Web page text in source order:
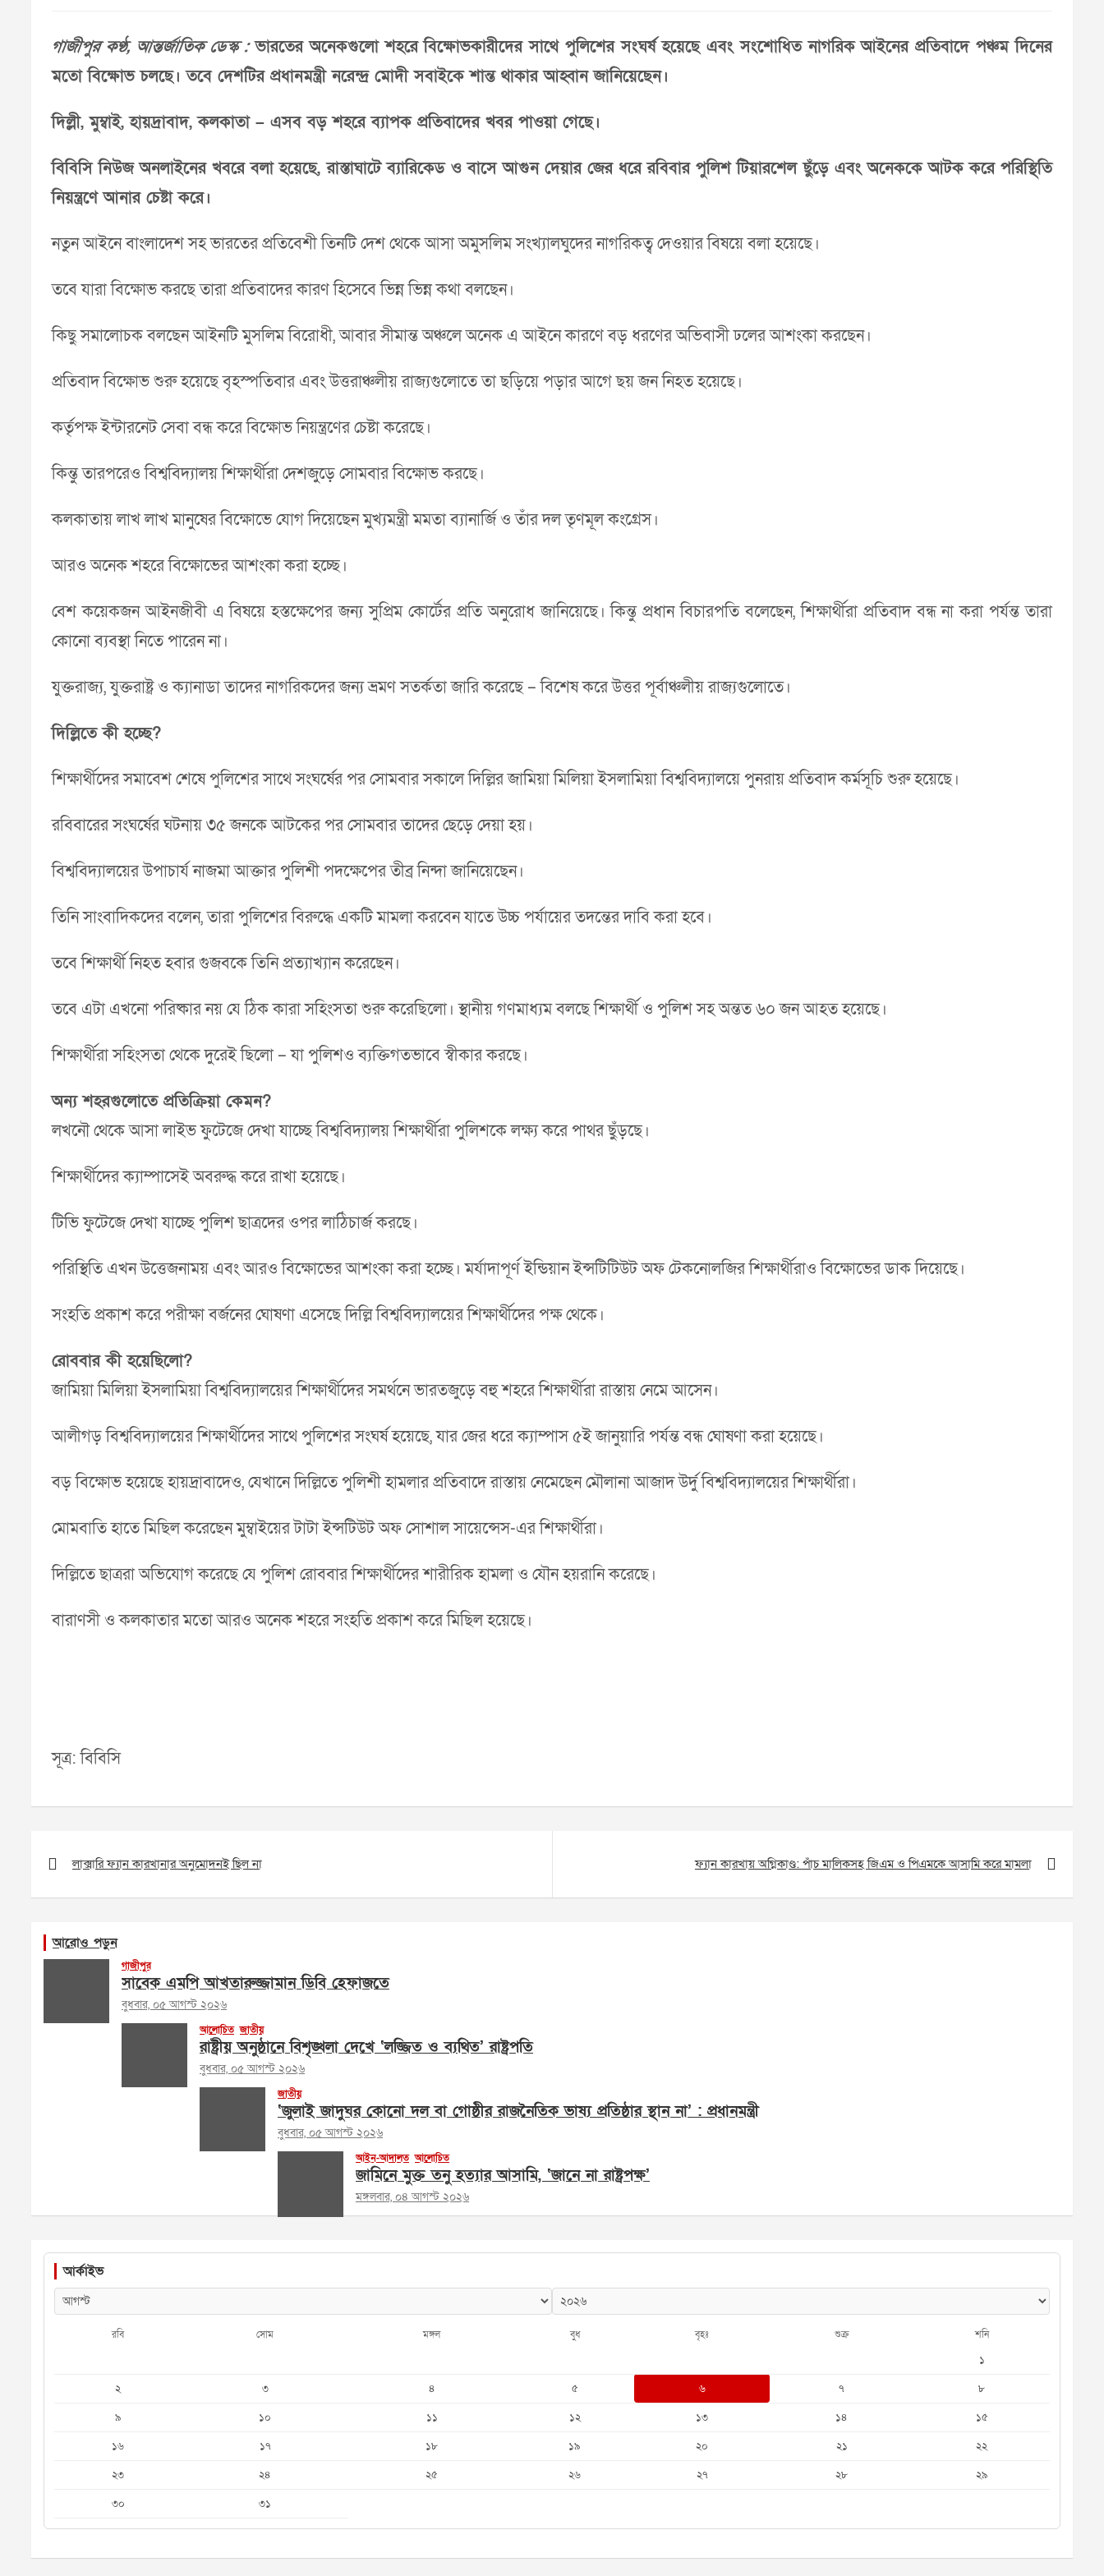
গাজীপুর কণ্ঠ, আন্তর্জাতিক ডেস্ক :ভারতের অনেকগুলো শহরে বিক্ষোভকারীদের সাথে পুলিশের সংঘর্ষ হয়েছে এবং সংশোধিত নাগরিক আইনের প্রতিবাদে পঞ্চম দিনের
মতো বিক্ষোভ চলছে। তবে দেশটির প্রধানমন্ত্রী নরেন্দ্র মোদী সবাইকে শান্ত থাকার আহ্বান জানিয়েছেন।
দিল্লী, মুম্বাই, হায়দ্রাবাদ, কলকাতা – এসব বড় শহরে ব্যাপক প্রতিবাদের খবর পাওয়া গেছে।
বিবিসি নিউজ অনলাইনের খবরে বলা হয়েছে, রাস্তাঘাটে ব্যারিকেড ও বাসে আগুন দেয়ার জের ধরে রবিবার পুলিশ টিয়ারশেল ছুঁড়ে এবং অনেককে আটক করে পরিস্থিতি
নিয়ন্ত্রণে আনার চেষ্টা করে।
নতুন আইনে বাংলাদেশ সহ ভারতের প্রতিবেশী তিনটি দেশ থেকে আসা অমুসলিম সংখ্যালঘুদের নাগরিকত্ব দেওয়ার বিষয়ে বলা হয়েছে।
তবে যারা বিক্ষোভ করছে তারা প্রতিবাদের কারণ হিসেবে ভিন্ন ভিন্ন কথা বলছেন।
কিছু সমালোচক বলছেন আইনটি মুসলিম বিরোধী, আবার সীমান্ত অঞ্চলে অনেক এ আইনে কারণে বড় ধরণের অভিবাসী ঢলের আশংকা করছেন।
প্রতিবাদ বিক্ষোভ শুরু হয়েছে বৃহস্পতিবার এবং উত্তরাঞ্চলীয় রাজ্যগুলোতে তা ছড়িয়ে পড়ার আগে ছয় জন নিহত হয়েছে।
কর্তৃপক্ষ ইন্টারনেট সেবা বন্ধ করে বিক্ষোভ নিয়ন্ত্রণের চেষ্টা করেছে।
কিন্তু তারপরেও বিশ্ববিদ্যালয় শিক্ষার্থীরা দেশজুড়ে সোমবার বিক্ষোভ করছে।
কলকাতায় লাখ লাখ মানুষের বিক্ষোভে যোগ দিয়েছেন মুখ্যমন্ত্রী মমতা ব্যানার্জি ও তাঁর দল তৃণমূল কংগ্রেস।
আরও অনেক শহরে বিক্ষোভের আশংকা করা হচ্ছে।
বেশ কয়েকজন আইনজীবী এ বিষয়ে হস্তক্ষেপের জন্য সুপ্রিম কোর্টের প্রতি অনুরোধ জানিয়েছে। কিন্তু প্রধান বিচারপতি বলেছেন, শিক্ষার্থীরা প্রতিবাদ বন্ধ না করা পর্যন্ত তারা
কোনো ব্যবস্থা নিতে পারেন না।
যুক্তরাজ্য, যুক্তরাষ্ট্র ও ক্যানাডা তাদের নাগরিকদের জন্য ভ্রমণ সতর্কতা জারি করেছে – বিশেষ করে উত্তর পূর্বাঞ্চলীয় রাজ্যগুলোতে।
দিল্লিতে কী হচ্ছে?
শিক্ষার্থীদের সমাবেশ শেষে পুলিশের সাথে সংঘর্ষের পর সোমবার সকালে দিল্লির জামিয়া মিলিয়া ইসলামিয়া বিশ্ববিদ্যালয়ে পুনরায় প্রতিবাদ কর্মসূচি শুরু হয়েছে।
রবিবারের সংঘর্ষের ঘটনায় ৩৫ জনকে আটকের পর সোমবার তাদের ছেড়ে দেয়া হয়।
বিশ্ববিদ্যালয়ের উপাচার্য নাজমা আক্তার পুলিশী পদক্ষেপের তীব্র নিন্দা জানিয়েছেন।
তিনি সাংবাদিকদের বলেন, তারা পুলিশের বিরুদ্ধে একটি মামলা করবেন যাতে উচ্চ পর্যায়ের তদন্তের দাবি করা হবে।
তবে শিক্ষার্থী নিহত হবার গুজবকে তিনি প্রত্যাখ্যান করেছেন।
তবে এটা এখনো পরিষ্কার নয় যে ঠিক কারা সহিংসতা শুরু করেছিলো। স্থানীয় গণমাধ্যম বলছে শিক্ষার্থী ও পুলিশ সহ অন্তত ৬০ জন আহত হয়েছে।
শিক্ষার্থীরা সহিংসতা থেকে দুরেই ছিলো – যা পুলিশও ব্যক্তিগতভাবে স্বীকার করছে।
অন্য শহরগুলোতে প্রতিক্রিয়া কেমন?
লখনৌ থেকে আসা লাইভ ফুটেজে দেখা যাচ্ছে বিশ্ববিদ্যালয় শিক্ষার্থীরা পুলিশকে লক্ষ্য করে পাথর ছুঁড়ছে।
শিক্ষার্থীদের ক্যাম্পাসেই অবরুদ্ধ করে রাখা হয়েছে।
টিভি ফুটেজে দেখা যাচ্ছে পুলিশ ছাত্রদের ওপর লাঠিচার্জ করছে।
পরিস্থিতি এখন উত্তেজনাময় এবং আরও বিক্ষোভের আশংকা করা হচ্ছে। মর্যাদাপূর্ণ ইন্ডিয়ান ইন্সটিটিউট অফ টেকনোলজির শিক্ষার্থীরাও বিক্ষোভের ডাক দিয়েছে।
সংহতি প্রকাশ করে পরীক্ষা বর্জনের ঘোষণা এসেছে দিল্লি বিশ্ববিদ্যালয়ের শিক্ষার্থীদের পক্ষ থেকে।
রোববার কী হয়েছিলো?
জামিয়া মিলিয়া ইসলামিয়া বিশ্ববিদ্যালয়ের শিক্ষার্থীদের সমর্থনে ভারতজুড়ে বহু শহরে শিক্ষার্থীরা রাস্তায় নেমে আসেন।
আলীগড় বিশ্ববিদ্যালয়ের শিক্ষার্থীদের সাথে পুলিশের সংঘর্ষ হয়েছে, যার জের ধরে ক্যাম্পাস ৫ই জানুয়ারি পর্যন্ত বন্ধ ঘোষণা করা হয়েছে।
বড় বিক্ষোভ হয়েছে হায়দ্রাবাদেও, যেখানে দিল্লিতে পুলিশী হামলার প্রতিবাদে রাস্তায় নেমেছেন মৌলানা আজাদ উর্দু বিশ্ববিদ্যালয়ের শিক্ষার্থীরা।
মোমবাতি হাতে মিছিল করেছেন মুম্বাইয়ের টাটা ইন্সটিউট অফ সোশাল সায়েন্সেস-এর শিক্ষার্থীরা।
দিল্লিতে ছাত্ররা অভিযোগ করেছে যে পুলিশ রোববার শিক্ষার্থীদের শারীরিক হামলা ও যৌন হয়রানি করেছে।
বারাণসী ও কলকাতার মতো আরও অনেক শহরে সংহতি প্রকাশ করে মিছিল হয়েছে।
সূত্র: বিবিসি
navigation
লাক্সারি ফ্যান কারখানার অনুমোদনই ছিল না ফ্যান কারখায় অগ্নিকাণ্ড: পাঁচ মালিকসহ জিএম ও পিএমকে আসামি করে মামলা
আরোও পড়ুন
গাজীপুর
সাবেক এমপি আখতারুজ্জামান ডিবি হেফাজতে
বুধবার, ০৫ আগস্ট ২০২৬
আলোচিত জাতীয়
রাষ্ট্রীয় অনুষ্ঠানে বিশৃঙ্খলা দেখে ‘লজ্জিত ও ব্যথিত’ রাষ্ট্রপতি
বুধবার, ০৫ আগস্ট ২০২৬
জাতীয়
‘জুলাই জাদুঘর কোনো দল বা গোষ্ঠীর রাজনৈতিক ভাষ্য প্রতিষ্ঠার স্থান না’ : প্রধানমন্ত্রী
বুধবার, ০৫ আগস্ট ২০২৬
আইন-আদালত আলোচিত
জামিনে মুক্ত তনু হত্যার আসামি, ‘জানে না রাষ্ট্রপক্ষ’
মঙ্গলবার, ০৪ আগস্ট ২০২৬
আর্কাইভ
রবি সোম মঙ্গল বুধ বৃহঃ শুক্র শনি
১
২
৩ ৪ ৫ ৬ ৭
৮
৯
১০ ১১ ১২ ১৩ ১৪
১৫
১৬
১৭ ১৮ ১৯ ২০ ২১
২২
২৩
২৪ ২৫ ২৬ ২৭ ২৮
২৯
৩০
৩১